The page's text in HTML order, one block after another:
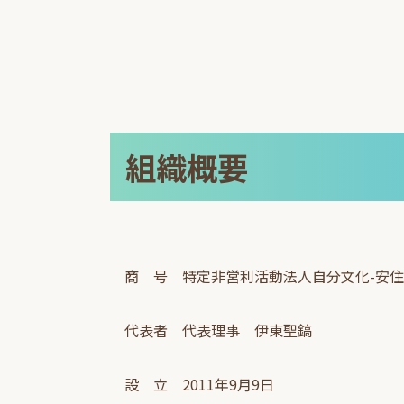
組織概要
商 号 特定非営利活動法人自分文化-安
代表者 代表理事 伊東聖鎬
設 立 2011年9月9日